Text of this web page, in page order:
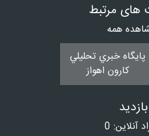
های مرتبط
همه
پايگاه خبري تحليلي
کارون اهواز
آنلاین: 0